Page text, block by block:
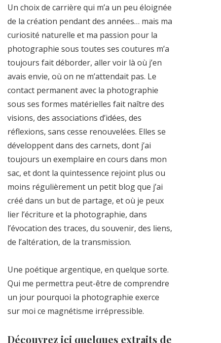
Un choix de carrière qui m’a un peu éloignée
de la création pendant des années… mais ma
curiosité naturelle et ma passion pour la
photographie sous toutes ses coutures m’a
toujours fait déborder, aller voir là où j’en
avais envie, où on ne m’attendait pas. Le
contact permanent avec la photographie
sous ses formes matérielles fait naître des
visions, des associations d’idées, des
réflexions, sans cesse renouvelées. Elles se
développent dans des carnets, dont j’ai
toujours un exemplaire en cours dans mon
sac, et dont la quintessence rejoint plus ou
moins régulièrement un petit blog que j’ai
créé dans un but de partage, et où je peux
lier l’écriture et la photographie, dans
l’évocation des traces, du souvenir, des liens,
de l’altération, de la transmission.
Une poétique argentique, en quelque sorte.
Qui me permettra peut-être de comprendre
un jour pourquoi la photographie exerce
sur moi ce magnétisme irrépressible.
Découvrez ici quelques extraits de